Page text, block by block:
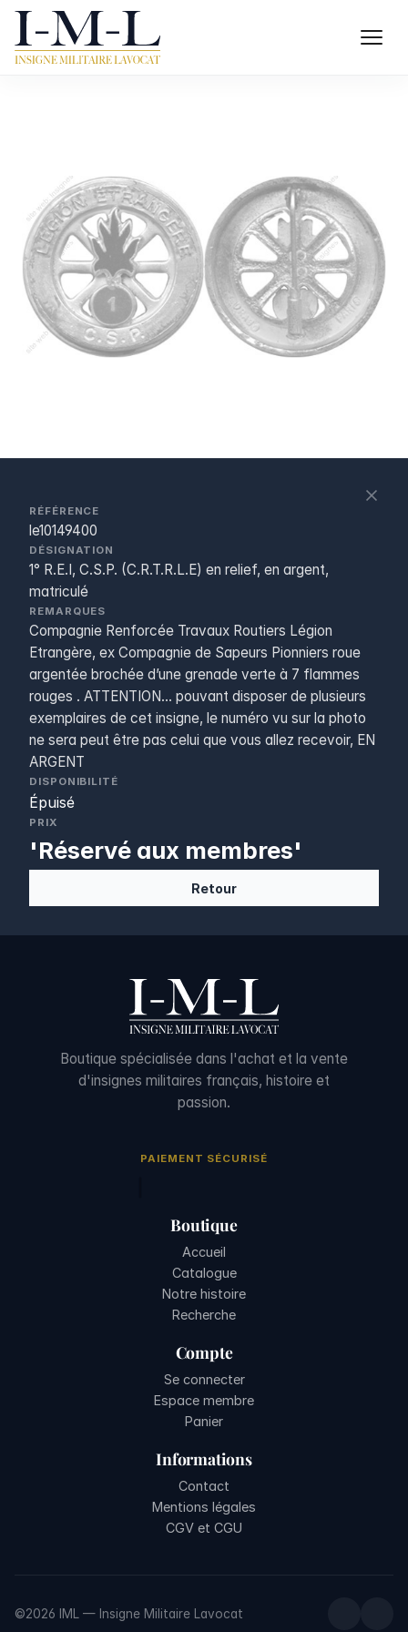
RÉFÉRENCE
le10149400
DÉSIGNATION
1° R.E.I, C.S.P. (C.R.T.R.L.E) en relief, en argent,
matriculé
REMARQUES
Compagnie Renforcée Travaux Routiers Légion
Etrangère, ex Compagnie de Sapeurs Pionniers roue
argentée brochée d’une grenade verte à 7 flammes
rouges . ATTENTION... pouvant disposer de plusieurs
exemplaires de cet insigne, le numéro vu sur la photo
ne sera peut être pas celui que vous allez recevoir, EN
ARGENT
DISPONIBILITÉ
Épuisé
PRIX
'Réservé aux membres'
Retour
Boutique spécialisée dans l'achat et la vente
d'insignes militaires français, histoire et
passion.
PAIEMENT SÉCURISÉ
Boutique
Accueil
Catalogue
Notre histoire
Recherche
Compte
Se connecter
Espace membre
Panier
Informations
Contact
Mentions légales
CGV et CGU
©2026 IML — Insigne Militaire Lavocat